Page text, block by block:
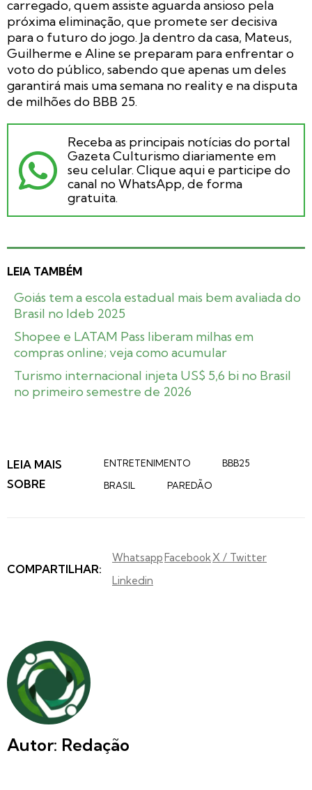
carregado, quem assiste aguarda ansioso pela
próxima eliminação, que promete ser decisiva
para o futuro do jogo. Ja dentro da casa, Mateus,
Guilherme e Aline se preparam para enfrentar o
voto do público, sabendo que apenas um deles
garantirá mais uma semana no reality e na disputa
de milhões do BBB 25.
Receba as principais notícias do portal
Gazeta Culturismo diariamente em
seu celular. Clique aqui e participe do
canal no WhatsApp, de forma
gratuita.
LEIA TAMBÉM
Goiás tem a escola estadual mais bem avaliada do
Brasil no Ideb 2025
Shopee e LATAM Pass liberam milhas em
compras online; veja como acumular
Turismo internacional injeta US$ 5,6 bi no Brasil
no primeiro semestre de 2026
LEIA MAIS
SOBRE
ENTRETENIMENTO
BBB25
BRASIL
PAREDÃO
COMPARTILHAR:
Whatsapp FacebookX / Twitter
Linkedin
Autor: Redação